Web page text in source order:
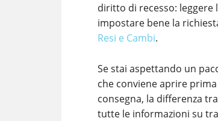
diritto di recesso:
impostare bene la
Resi e Cambi.
Se stai aspettando un
che conviene aprire
consegna, la differenza
tutte le informazioni su